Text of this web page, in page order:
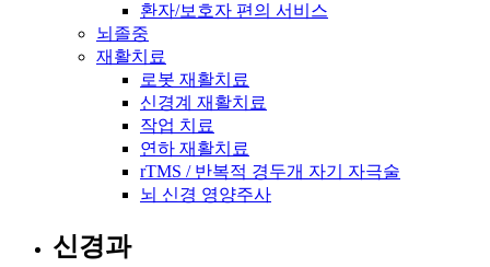
환자/보호자 편의 서비스
뇌졸중
재활치료
로봇 재활치료
신경계 재활치료
작업 치료
연하 재활치료
rTMS / 반복적 경두개 자기 자극술
뇌 신경 영양주사
신경과